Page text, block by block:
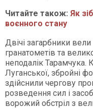
Читайте також: Як
воєнного стану
Двічі загарбники
гранатометів та
неподалік Тарамчука.
Луганської, збройні
здійснили чергову
розведення сил і
ворожий обстріл з